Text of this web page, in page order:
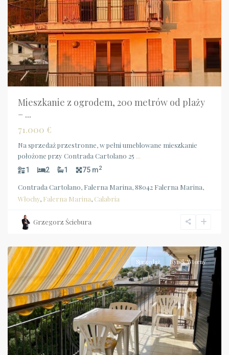
Mieszkanie z ogrodem, 200 metrów od plaży
– ...
71.000 €
Na sprzedaż przestronne, w pełni umeblowane mieszkanie
położone przy Contrada Cartolano 25 ...
1 2 1 75 m2
Contrada Cartolano, Falerna Marina, 88042 Falerna Marina,
Włochy, Falerna Marina, Calabria
Grzegorz Ściebura
Calabria
Falerna
Sprzedaż Rynek Wtórny